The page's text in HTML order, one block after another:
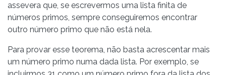
assevera que, se escrevermos uma lista finita de
números primos, sempre conseguiremos encontrar
outro número primo que não está nela.
Para provar esse teorema, não basta acrescentar mais
um número primo numa dada lista. Por exemplo, se